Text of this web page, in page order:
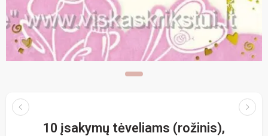
10 įsakymų tėveliams (rožinis),